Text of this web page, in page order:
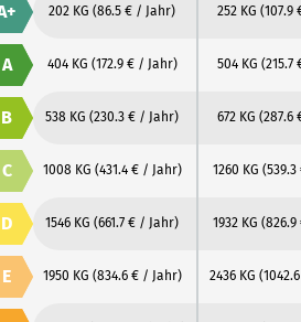
202 KG (86.5 € / Jahr) 252 KG (107.9
A 404 KG (172.9 € / Jahr) 504 KG (215.7
B 538 KG (230.3 € / Jahr) 672 KG (287.6
C 1008 KG (431.4 € / Jahr) 1260 KG
D 1546 KG (661.7 € / Jahr) 1932 KG
E 1950 KG (834.6 € / Jahr) 2436 KG